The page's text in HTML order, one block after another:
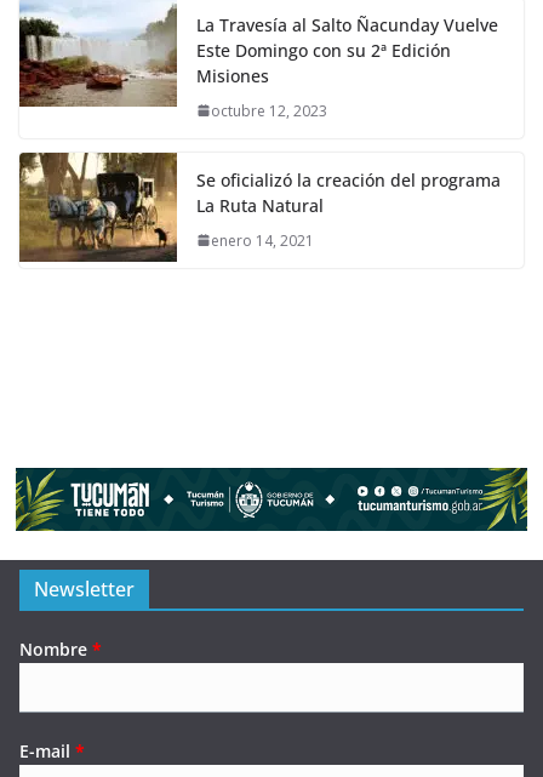
La Travesía al Salto Ñacunday Vuelve
Este Domingo con su 2ª Edición
Misiones
octubre 12, 2023
Se oficializó la creación del programa
La Ruta Natural
enero 14, 2021
Newsletter
Nombre *
E-mail *